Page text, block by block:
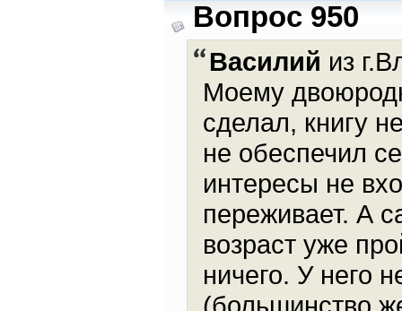
Вопрос 950
Василий из
Моему
сделал, книгу
не обеспечил
интересы не
переживает. А
возраст уже
ничего. У него